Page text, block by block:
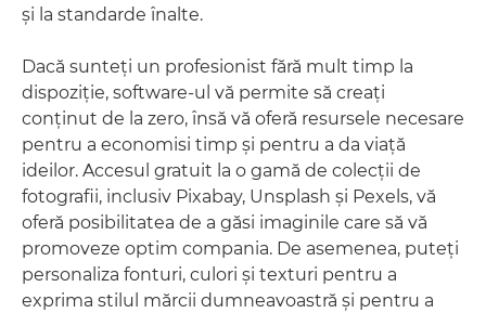
şi la standarde înalte.
Dacă sunteţi un profesionist fără mult timp la
dispoziţie, software-ul vă permite să creaţi
conţinut de la zero, însă vă oferă resursele necesare
pentru a economisi timp şi pentru a da viaţă
ideilor. Accesul gratuit la o gamă de colecţii de
fotografii, inclusiv Pixabay, Unsplash şi Pexels, vă
oferă posibilitatea de a găsi imaginile care să vă
promoveze optim compania. De asemenea, puteţi
personaliza fonturi, culori şi texturi pentru a
exprima stilul mărcii dumneavoastră şi pentru a